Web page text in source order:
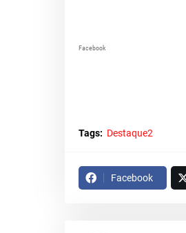
Facebook
Tags: Destaque2
Facebook